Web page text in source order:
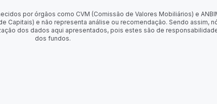
por órgãos como CVM (Comissão de Valores Mobiliários) e
Capitais) e não representa análise ou recomendação. Sendo assim,
dos dados aqui apresentados, pois estes são de
dos fundos.